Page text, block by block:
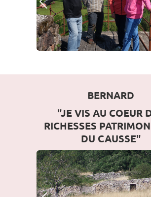
BERNARD
"JE VIS AU COEUR
RICHESSES
DU CAUSSE"